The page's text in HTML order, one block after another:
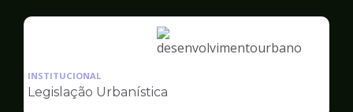
Ilustração
INSTITUCIONAL
Legislação Urbanística